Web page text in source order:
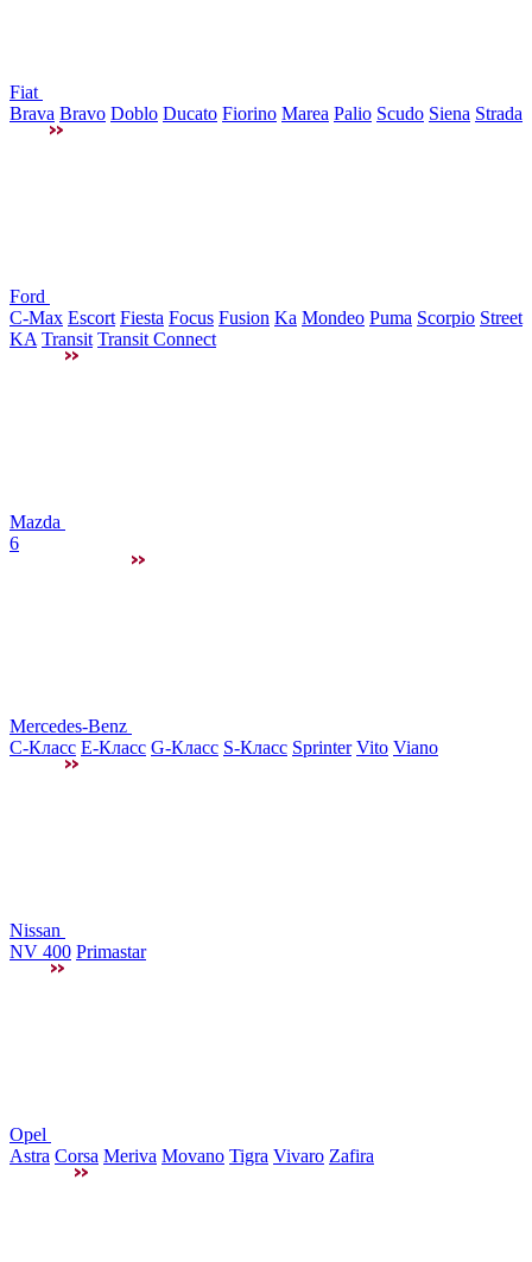
Fiat
Brava Bravo Doblo Ducato Fiorino Marea Palio Scudo Siena Strada
Ford
C-Max Escort Fiesta Focus Fusion Ka Mondeo Puma Scorpio Street
KA Transit Transit Connect
Mazda
6
Mercedes-Benz
C-Класс E-Класс G-Класс S-Класс Sprinter Vito Viano
Nissan
NV 400 Primastar
Opel
Astra Corsa Meriva Movano Tigra Vivaro Zafira